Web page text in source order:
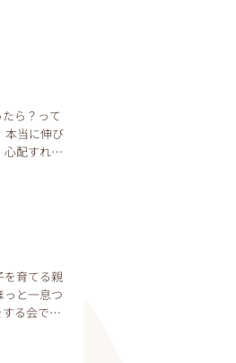
ら？って
本当に伸び
心配すれば
を育てる親
と一息つ
る会で